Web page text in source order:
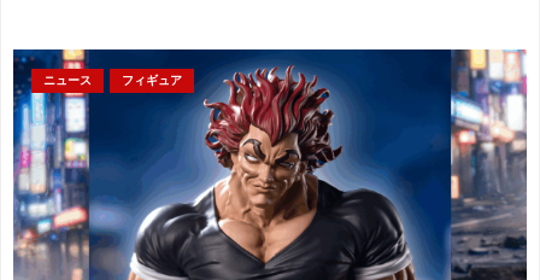
ニュース フィギュア